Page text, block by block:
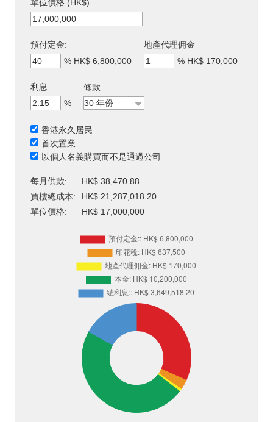
單位價格 (HK$)
預付定金:
% HK$ 6,800,000
地產代理佣金
% HK$ 170,000
利息
%
條款
香港永久居民
首次置業
以個人名義購買而不是通過公司
每月供款:
HK$ 38,470.88
買樓總成本:
HK$ 21,287,018.20
單位價格:
HK$ 17,000,000